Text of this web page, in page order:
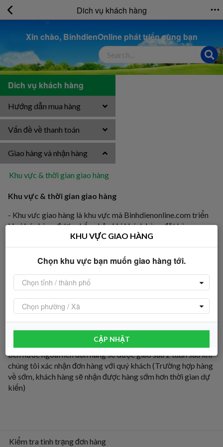
Dich vụ khách hàng
Xin chào, BinhdienOnline phát triển cùng bạn
Dich vụ khách hàng
Hướng dẫn mua hàng
Vấn đề về thanh toán
Giao hàng và nhận hàng
Khu vực & thời gian giao hàng
Khu vực & thời gian giao hàng
- Khu vưc giao hàng là khu vực mà Binhdienonline.com triển
khai bán hàng được chấp nhận khi khách hàng đặt hàng.
- Thời gian giao hàng tùy vào sự lựa chọn của khách hàng khi
đặt hàng.
Lưu ý:
- Trường hợp khách hàng vắng mặt khi nhận sản phẩm, nhân
viên giao hàng sẽ liên hệ với quý khách qua số điện thoại để
giao thêm 1 lần nữa. Nhưng khách hàng vắng mặt tại địa chỉ
nhận hàng sau 2 lần sẽ được coi như bỏ nhận hàng
- Đối với sản phẩm [Nhập trực tiếp], sản phẩm sẽ được đặt
bên nước ngoài nên đơn hàng sẽ được giao sau 2 tuần sau khi
chúng tôi xác nhận đơn hàng với quý khách (Trường hợp hàng
về sớm, khách hàng sẽ nhận được hàng sớm hơn thời gian dự
kiến)
Kiểm tra tình trạng đơn hàng
KHU VỰC GIAO HÀNG
Chọn khu vực bạn muốn giao hàng tới.
Chọn tỉnh / thành phố
Chọn phường / Xã
CẬP NHẬT